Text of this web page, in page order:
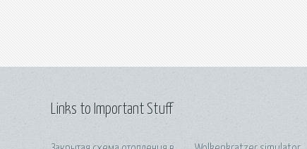
Links to Important Stuff